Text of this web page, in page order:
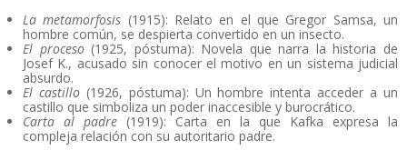
La metamorfosis (1915): Relato en el que Gregor Samsa, un
hombre común, se despierta convertido en un insecto.
El proceso(1925, póstuma): Novela que narra la historia de
Josef K., acusado sin conocer el motivo en un sistema judicial
absurdo.
El castillo(1926, póstuma): Un hombre intenta acceder a un
castillo que simboliza un poder inaccesible y burocrático.
Carta al padre (1919): Carta en la que Kafka expresa la
compleja relación con su autoritario padre.